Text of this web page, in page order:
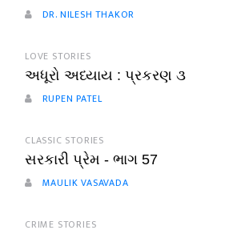
DR. NILESH THAKOR
LOVE STORIES
અધૂરો અધ્યાય : પ્રકરણ ૩
RUPEN PATEL
CLASSIC STORIES
સરકારી પ્રેમ - ભાગ 57
MAULIK VASAVADA
CRIME STORIES